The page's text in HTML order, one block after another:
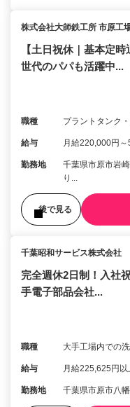
株式会社大師鉄工所 市原工
【土日祝休｜基本定
世代のパパも活躍中...
職種 プラントタンク
給与 月給220,000円～
勤務地
千葉県市原市岩
り...
後で見る
千葉昭和サービス株式会社
完全週休2日制！入社
手電子部品会社...
職種 大手工場内での
給与 月給225,625円以
勤務地 千葉県市原市八